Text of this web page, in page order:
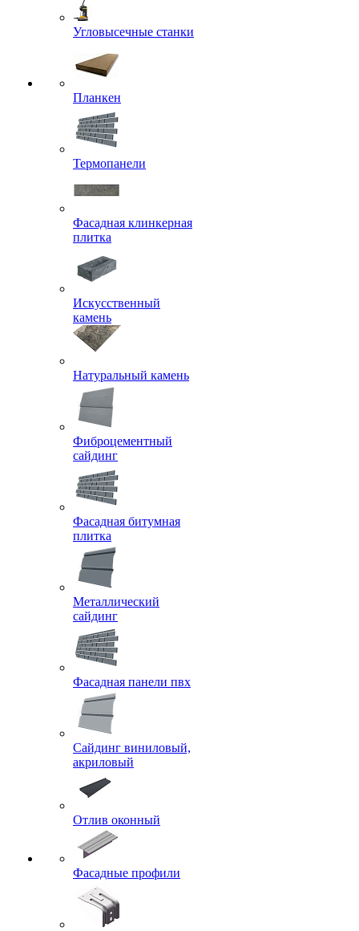
Угловысечные станки
Планкен
Термопанели
Фасадная клинкерная
плитка
Искусственный
камень
Натуральный камень
Фиброцементный
сайдинг
Фасадная битумная
плитка
Металлический
сайдинг
Фасадная панели пвх
Сайдинг виниловый,
акриловый
Отлив оконный
Фасадные профили